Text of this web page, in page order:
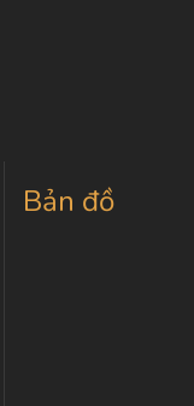
Bản đồ